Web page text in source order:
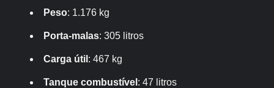
Peso: 1.176 kg
Porta-malas: 305 litros
Carga útil : 467 kg
Tanque combustível : 47 litros